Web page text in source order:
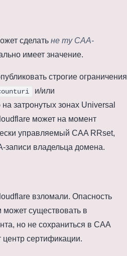
сделать не ту CAA-
имеет значение.
строгие ограничения
и/или
затронутых зонах Universal
может на момент
управляемый CAA RRset,
записи владельца домена.
взломали. Опасность
существовать в
но не сохраниться в CAA
центр сертификации.